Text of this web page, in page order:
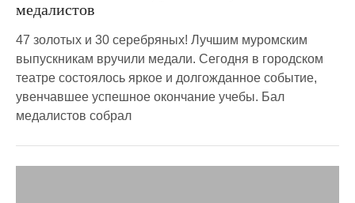
медалистов
47 золотых и 30 серебряных! Лучшим муромским
выпускникам вручили медали. Сегодня в городском
театре состоялось яркое и долгожданное событие,
увенчавшее успешное окончание учебы. Бал
медалистов собрал